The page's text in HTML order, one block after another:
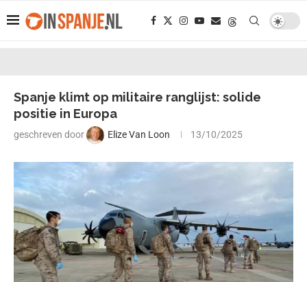
Spanje klimt op militaire ranglijst: solide
positie in Europa
geschreven door Elize Van Loon 13/10/2025